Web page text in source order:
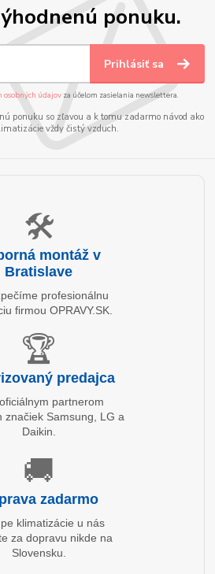
ponuku.
Prihlásiť sa
osobných údajov za účelom zasielania newslettera.
ponuku so zľavou a k tomu zadarmo návod ako
vždy čistý vzduch.
🛠️
montáž v
Bratislave
profesionálnu
firmou OPRAVY.SK.
🏆
predajca
partnerom
značiek Samsung, LG a
Daikin.
🚚
zadarmo
klimatizácie u nás
za dopravu nikde na
Slovensku.